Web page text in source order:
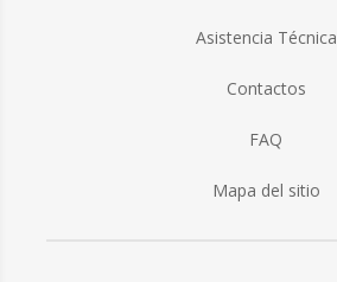
Asistencia Técnica
Contactos
FAQ
Mapa del sitio